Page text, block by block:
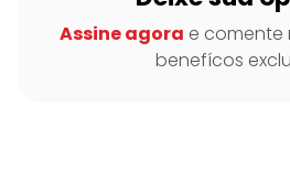
Assine agora e comente
benefícos